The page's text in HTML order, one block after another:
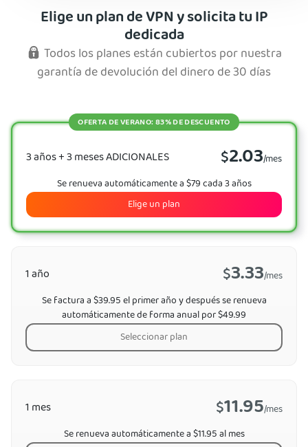
Elige un plan de VPN y solicita tu IP
dedicada
Todos los planes están cubiertos por nuestra
garantía de devolución del dinero de 30 días
1 mes $11.95/mes
Se renueva automáticamente a $11.95 al mes
3 años + 3 meses ADICIONALES $2.03/mes
OFERTA DE VERANO: 83% DE DESCUENTO
Se renueva automáticamente a $79 cada 3 años
Elige un plan
1 año $3.33/mes
Se factura a $39.95 el primer año y después se renueva
automáticamente de forma anual por $49.99
Seleccionar plan